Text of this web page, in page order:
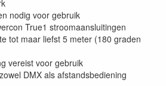
nodig voor gebruik
True1 stroomaansluitingen
tot maar liefst 5 meter (180 graden
vereist voor gebruik
DMX als afstandsbediening